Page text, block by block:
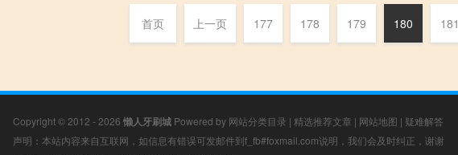
首页 上一页 177 178 179 180 181
Copyright © 2012 - 2026 懒人牙刷城 Powered by 网站分类目录 | 精选推荐文章 | 网站地图 | 疑难解答
声明：本站内容来自互联网，如信息有错误可发邮件到f_fb#foxmail.com说明，我们会及时纠正，谢谢